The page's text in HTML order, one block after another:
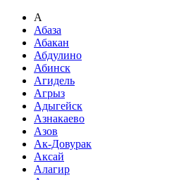
А
Абаза
Абакан
Абдулино
Абинск
Агидель
Агрыз
Адыгейск
Азнакаево
Азов
Ак-Довурак
Аксай
Алагир